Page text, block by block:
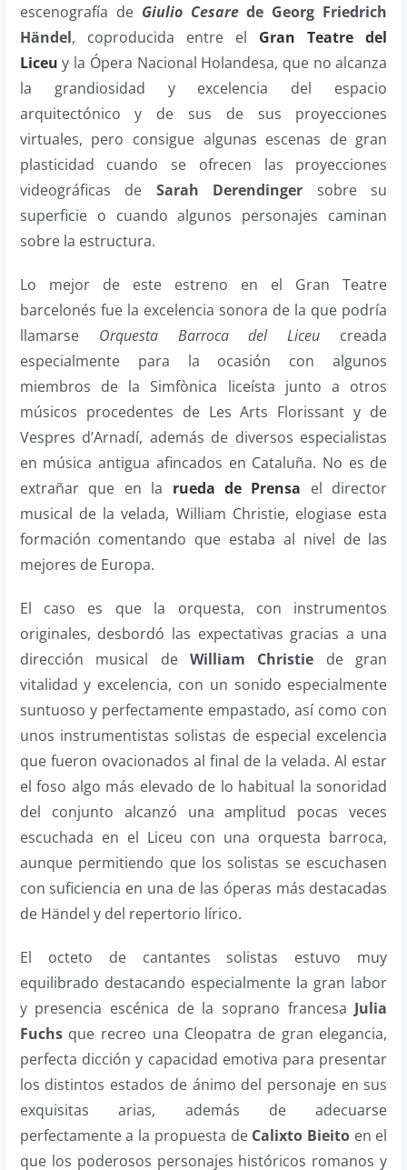
escenografía de Giulio Cesarede Georg Friedrich
Händel, coproducida entre el Gran Teatre del
Liceu y la Ópera Nacional Holandesa, que no alcanza
la grandiosidad y excelencia del espacio
arquitectónico y de sus de sus proyecciones
virtuales, pero consigue algunas escenas de gran
plasticidad cuando se ofrecen las proyecciones
videográficas de Sarah Derendinger sobre su
superficie o cuando algunos personajes caminan
sobre la estructura.
Lo mejor de este estreno en el Gran Teatre
barcelonés fue la excelencia sonora de la que podría
llamarse Orquesta Barroca del Liceu creada
especialmente para la ocasión con algunos
miembros de la Simfònica liceísta junto a otros
músicos procedentes de Les Arts Florissant y de
Vespres d’Arnadí, además de diversos especialistas
en música antigua afincados en Cataluña. No es de
extrañar que en la rueda de Prensa el director
musical de la velada, William Christie, elogiase esta
formación comentando que estaba al nivel de las
mejores de Europa.
El caso es que la orquesta, con instrumentos
originales, desbordó las expectativas gracias a una
dirección musical de William Christie de gran
vitalidad y excelencia, con un sonido especialmente
suntuoso y perfectamente empastado, así como con
unos instrumentistas solistas de especial excelencia
que fueron ovacionados al final de la velada. Al estar
el foso algo más elevado de lo habitual la sonoridad
del conjunto alcanzó una amplitud pocas veces
escuchada en el Liceu con una orquesta barroca,
aunque permitiendo que los solistas se escuchasen
con suficiencia en una de las óperas más destacadas
de Händel y del repertorio lírico.
El octeto de cantantes solistas estuvo muy
equilibrado destacando especialmente la gran labor
y presencia escénica de la soprano francesa Julia
Fuchsque recreo una Cleopatra de gran elegancia,
perfecta dicción y capacidad emotiva para presentar
los distintos estados de ánimo del personaje en sus
exquisitas arias, además de adecuarse
perfectamente a la propuesta de Calixto Bieitoen el
que los poderosos personajes históricos romanos y